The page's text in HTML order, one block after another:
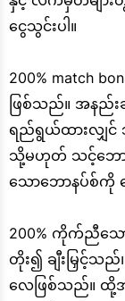
ငွေသွင်းပါ။
200% match
ဖြစ်သည်။ အနည်း
ရည်ရွယ်ထားလျှင်
သို့မဟုတ် သင့်ဘော
သောဘောနပ်စ်ကို
200% ကိုက်ညီသ
တိုး၍ ချီးမြှင့်သည်၊
လေဖြစ်သည်။ ထို့